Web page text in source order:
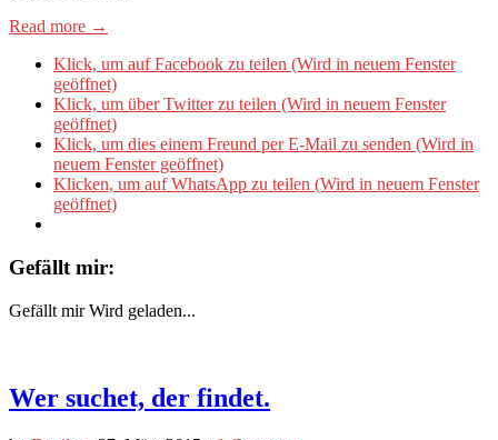
Read more →
Klick, um auf Facebook zu teilen (Wird in neuem Fenster
geöffnet)
Klick, um über Twitter zu teilen (Wird in neuem Fenster
geöffnet)
Klick, um dies einem Freund per E-Mail zu senden (Wird in
neuem Fenster geöffnet)
Klicken, um auf WhatsApp zu teilen (Wird in neuem Fenster
geöffnet)
Gefällt mir:
Gefällt mir Wird geladen...
Wer suchet, der findet.